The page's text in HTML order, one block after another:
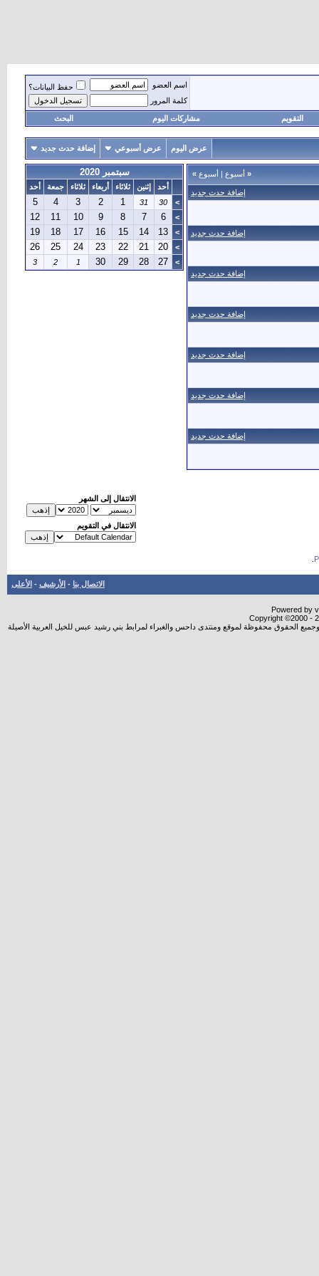
اسم العضو
حفظ البيانات؟
كلمة المرور
التقويم مشاركات اليوم البحث
عرض اليوم عرض أسبوعي إضافة حدث جديد
« أسبوع | أسبوع »
إضافة حدث جديد
إضافة حدث جديد
إضافة حدث جديد
إضافة حدث جديد
إضافة حدث جديد
إضافة حدث جديد
إضافة حدث جديد
سبتمبر 2020
أحد إثنين ثلاثاء أربعاء ثلاثاء جمعة
أحد
>
30
31
1
2
3
4
5
>
6
7
8
9
10
11
12
>
13
14
15
16
17
18
19
>
20
21
22
23
24
25
26
>
27
28
29
30
1
2
3
الانتقال إلى الشهر
الانتقال في التقويم
الاتصال بنا - الأرشيف - الأعلى
Powered by
Copyright ©2000 -
الحقوق محفوظة لموقع ومنتدى داحس والغبراء لمرابط بني رشيد عبس للخيل العربية الأصيلة